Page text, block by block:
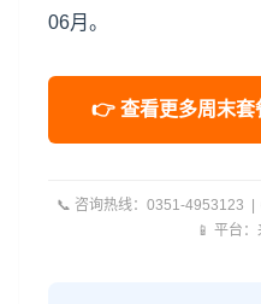
06月。
👉 查看更多周末套
📞 咨询热线：0351-4953123 |
📱 平台